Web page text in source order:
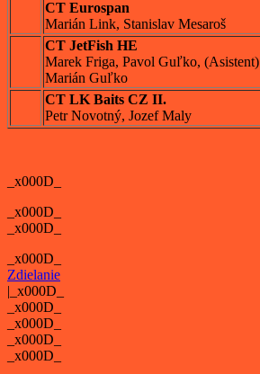
CT Eurospan
Marián Link, Stanislav Mesaroš
CT JetFish HE
Marek Friga, Pavol Guľko, (Asistent)
Marián Guľko
CT LK Baits CZ II.
Petr Novotný, Jozef Maly
_x000D_
_x000D_
_x000D_
_x000D_
Zdielanie
| _x000D_
_x000D_
_x000D_
_x000D_
_x000D_